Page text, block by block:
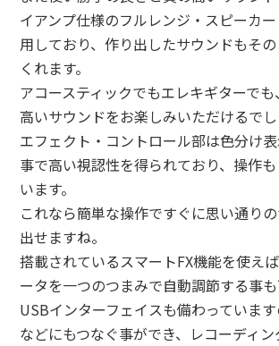
イアンプ仕様のフルレンジ・スピーカ
用しており、作り出したサウンドもそ
くれます。
アコースティックでもエレキギターで
高いサウンドをお楽しみいただけるでし
エフェクト・コントロール部は色分け
事で高い視認性を得られており、操作
います。
これなら簡単な操作ですぐに思い通り
出せますね。
搭載されているスマートFX機能を使え
ータを一つのつまみで自動調節する事も
USBインターフェイスも備わっていま
などにもつなぐ事ができ、レコーディ